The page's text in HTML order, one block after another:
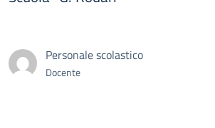
Personale scolastico
Docente